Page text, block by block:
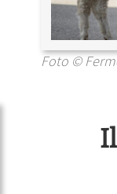
Foto ©